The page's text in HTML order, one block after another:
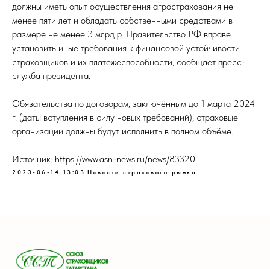
должны иметь опыт осуществления агрострахования не
менее пяти лет и обладать собственными средствами в
размере не менее 3 млрд р. Правительство РФ вправе
установить иные требования к финансовой устойчивости
страховщиков и их платежеспособности, сообщает пресс-
служба президента.
Обязательства по договорам, заключённым до 1 марта 2024
г. (даты вступления в силу новых требований), страховые
организации должны будут исполнить в полном объёме.
Источник: https://www.asn-news.ru/news/83320
2023-06-14 13:03 Новости страхового рынка